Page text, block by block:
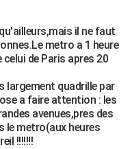
il ne faut
metro a 1 heure
de Paris apres 20
largement quadrille par
a faire attention : les
avenues,pres des
le metro(aux heures
!!!!!!!